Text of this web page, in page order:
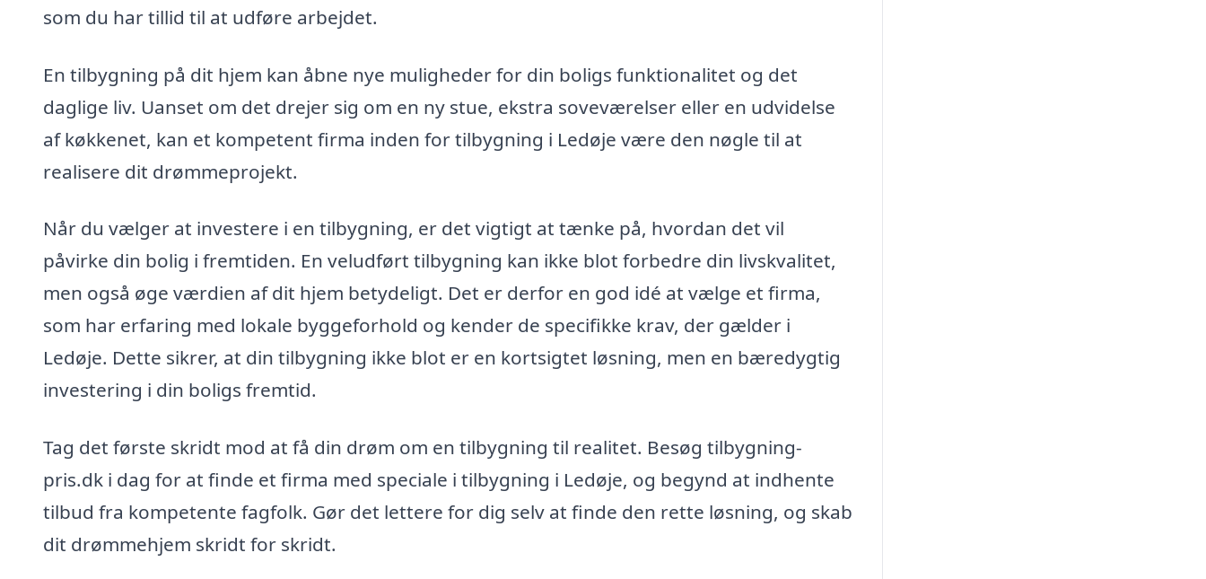
som du har tillid til at udføre arbejdet.
En tilbygning på dit hjem kan åbne nye muligheder for din boligs funktionalitet og det
daglige liv. Uanset om det drejer sig om en ny stue, ekstra soveværelser eller en udvidelse
af køkkenet, kan et kompetent firma inden for tilbygning i Ledøje være den nøgle til at
realisere dit drømmeprojekt.
Når du vælger at investere i en tilbygning, er det vigtigt at tænke på, hvordan det vil
påvirke din bolig i fremtiden. En veludført tilbygning kan ikke blot forbedre din livskvalitet,
men også øge værdien af dit hjem betydeligt. Det er derfor en god idé at vælge et firma,
som har erfaring med lokale byggeforhold og kender de specifikke krav, der gælder i
Ledøje. Dette sikrer, at din tilbygning ikke blot er en kortsigtet løsning, men en bæredygtig
investering i din boligs fremtid.
Tag det første skridt mod at få din drøm om en tilbygning til realitet. Besøg tilbygning-
pris.dk i dag for at finde et firma med speciale i tilbygning i Ledøje, og begynd at indhente
tilbud fra kompetente fagfolk. Gør det lettere for dig selv at finde den rette løsning, og skab
dit drømmehjem skridt for skridt.